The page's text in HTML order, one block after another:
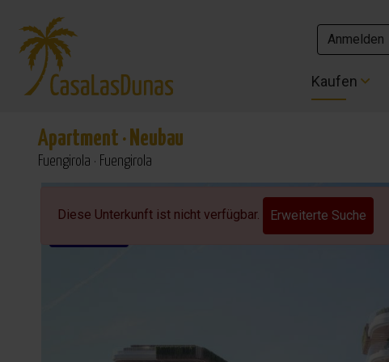
Anmelden
Kaufen
Anmelden
Kaufen
Apartment · Neubau
Fuengirola · Fuengirola
Diese Unterkunft ist nicht verfügbar. Erweiterte Suche
schlüsselfertig!